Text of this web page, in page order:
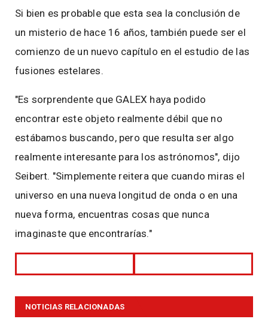
Si bien es probable que esta sea la conclusión de
un misterio de hace 16 años, también puede ser el
comienzo de un nuevo capítulo en el estudio de las
fusiones estelares.
"Es sorprendente que GALEX haya podido
encontrar este objeto realmente débil que no
estábamos buscando, pero que resulta ser algo
realmente interesante para los astrónomos", dijo
Seibert. "Simplemente reitera que cuando miras el
universo en una nueva longitud de onda o en una
nueva forma, encuentras cosas que nunca
imaginaste que encontrarías."
NOTICIAS RELACIONADAS